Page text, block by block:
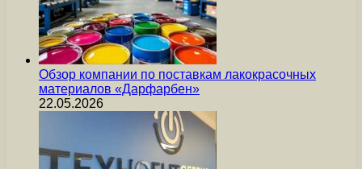
Обзор компании по поставкам лакокрасочных
материалов «Дарфарбен»
22.05.2026